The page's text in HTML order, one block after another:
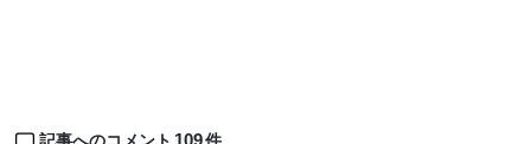
記事へのコメント 109件